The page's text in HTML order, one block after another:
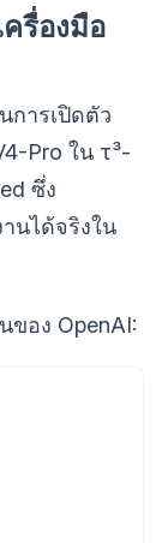
ครื่องมือ
การเปิดตัว
Pro ใน τ³-
ซึ่ง
นได้จริงใน
ของ OpenAI: